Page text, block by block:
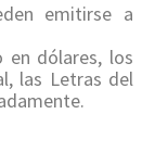
emitirse a
en dólares, los
las Letras del